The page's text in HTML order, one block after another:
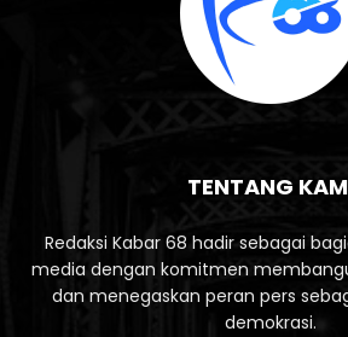
TENTANG
Redaksi Kabar 68 hadir sebagai
media dengan komitmen
dan menegaskan peran pers
demokrasi.